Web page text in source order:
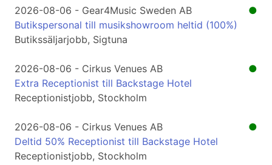
●
2026-08-06 - Gear4Music Sweden AB
Butikspersonal till musikshowroom heltid (100%)
Butikssäljarjobb, Sigtuna
●
2026-08-06 - Cirkus Venues AB
Extra Receptionist till Backstage Hotel
Receptionistjobb, Stockholm
●
2026-08-06 - Cirkus Venues AB
Deltid 50% Receptionist till Backstage Hotel
Receptionistjobb, Stockholm